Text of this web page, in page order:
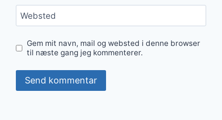
Websted
Gem mit navn, mail og websted i denne browser
til næste gang jeg kommenterer.